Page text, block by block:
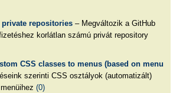
repositories– Megváltozik a GitHub
korlátlan számú privát repository
CSS classes to menus (based on menu
szerinti CSS osztályok (automatizált)
(0)